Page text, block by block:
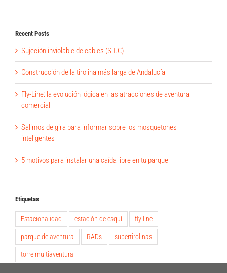
Recent Posts
Sujeción inviolable de cables (S.I.C)
Construcción de la tirolina más larga de Andalucía
Fly-Line: la evolución lógica en las atracciones de aventura
comercial
Salimos de gira para informar sobre los mosquetones
inteligentes
5 motivos para instalar una caída libre en tu parque
Etiquetas
Estacionalidad estación de esquí fly line
parque de aventura RADs supertirolinas
torre multiaventura